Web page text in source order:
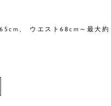
、 ウエスト68cm～最大約